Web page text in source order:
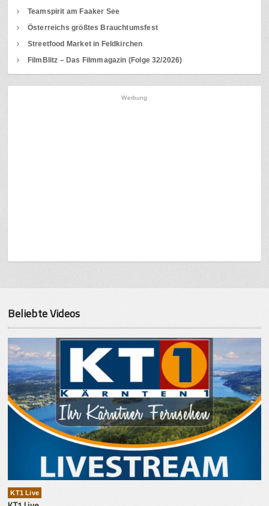
Teamspirit am Faaker See
Österreichs größtes Brauchtumsfest
Streetfood Market in Feldkirchen
FilmBlitz – Das Filmmagazin (Folge 32/2026)
Werbung
Beliebte Videos
KT1 Live